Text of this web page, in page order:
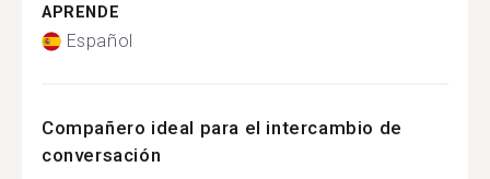
APRENDE
Español
Compañero ideal para el intercambio de
conversación